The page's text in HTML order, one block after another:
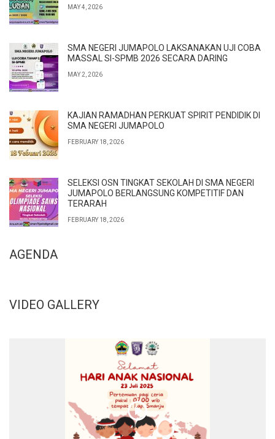
MAY 4, 2026
SMA NEGERI JUMAPOLO LAKSANAKAN UJI COBA
MASSAL SI-SPMB 2026 SECARA DARING
MAY 2, 2026
KAJIAN RAMADHAN PERKUAT SPIRIT PENDIDIK DI
SMA NEGERI JUMAPOLO
FEBRUARY 18, 2026
SELEKSI OSN TINGKAT SEKOLAH DI SMA NEGERI
JUMAPOLO BERLANGSUNG KOMPETITIF DAN
TERARAH
FEBRUARY 18, 2026
AGENDA
VIDEO GALLERY